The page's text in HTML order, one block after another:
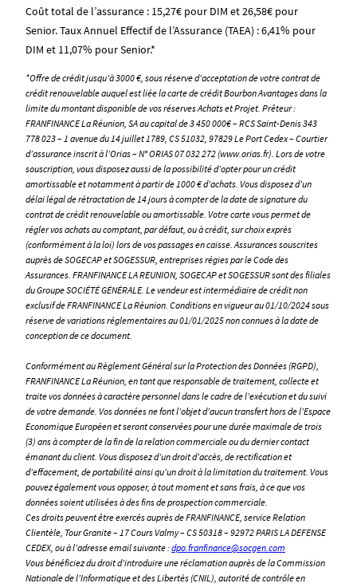
Coût total de l’assurance : 15,27€ pour DIM et 26,58€ pour
Senior. Taux Annuel Effectif de l’Assurance (TAEA) : 6,41% pour
DIM et 11,07% pour Senior.*
*Offre de crédit jusqu’à 3000 €, sous réserve d’acceptation de votre contrat de
crédit renouvelable auquel est liée la carte de crédit Bourbon Avantages dans la
limite du montant disponible de vos réserves Achats et Projet. Prêteur :
FRANFINANCE La Réunion, SA au capital de 3 450 000€ – RCS Saint-Denis 343
778 023 – 1 avenue du 14 juillet 1789, CS 51032, 97829 Le Port Cedex – Courtier
d’assurance inscrit à l’Orias – N° ORIAS 07 032 272 (www.orias.fr). Lors de votre
souscription, vous disposez aussi de la possibilité d’opter pour un crédit
amortissable et notamment à partir de 1000 € d’achats. Vous disposez d’un
délai légal de rétractation de 14 jours à compter de la date de signature du
contrat de crédit renouvelable ou amortissable. Votre carte vous permet de
régler vos achats au comptant, par défaut, ou à crédit, sur choix exprès
(conformément à la loi) lors de vos passages en caisse. Assurances souscrites
auprès de SOGECAP et SOGESSUR, entreprises régies par le Code des
Assurances. FRANFINANCE LA REUNION, SOGECAP et SOGESSUR sont des filiales
du Groupe SOCIÉTÉ GÉNÉRALE. Le vendeur est intermédiaire de crédit non
exclusif de FRANFINANCE La Réunion. Conditions en vigueur au 01/10/2024 sous
réserve de variations réglementaires au 01/01/2025 non connues à la date de
conception de ce document.
Conformément au Règlement Général sur la Protection des Données (RGPD),
FRANFINANCE La Réunion, en tant que responsable de traitement, collecte et
traite vos données à caractère personnel dans le cadre de l’exécution et du suivi
de votre demande. Vos données ne font l’objet d’aucun transfert hors de l’Espace
Economique Européen et seront conservées pour une durée maximale de trois
(3) ans à compter de la fin de la relation commerciale ou du dernier contact
émanant du client. Vous disposez d’un droit d’accès, de rectification et
d’effacement, de portabilité ainsi qu’un droit à la limitation du traitement. Vous
pouvez également vous opposer, à tout moment et sans frais, à ce que vos
données soient utilisées à des fins de prospection commerciale.
Ces droits peuvent être exercés auprès de FRANFINANCE, service Relation
Clientèle, Tour Granite – 17 Cours Valmy – CS 50318 – 92972 PARIS LA DEFENSE
CEDEX, ou à l’adresse email suivante :dpo.franfinance@socgen.com
Vous bénéficiez du droit d’introduire une réclamation auprès de la Commission
Nationale de l’Informatique et des Libertés (CNIL), autorité de contrôle en